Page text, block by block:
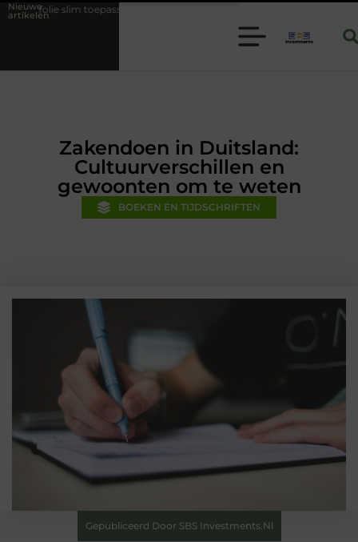
Nieuwe
artikelenbinnen moderne folie techniek
Zakendoen in Duitsland:
Cultuurverschillen en
gewoonten om te weten
BOEKEN EN TIJDSCHRIFTEN
Gepubliceerd Door SBS Investments.nl